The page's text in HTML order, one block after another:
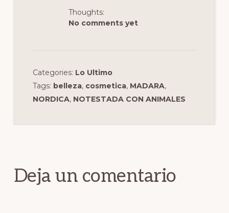
Thoughts:
No comments yet
Categories: Lo Ultimo
Tags: belleza, cosmetica, MADARA,
NORDICA, NOTESTADA CON ANIMALES
los
lectores
Deja un comentario